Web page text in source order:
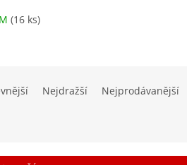
(16 ks)
Nejdražší Nejprodávanější